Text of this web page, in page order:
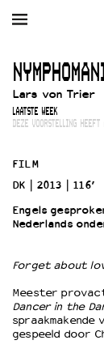
AGENDA FILM
Winkelmandje
Zoek
Openingstijden
Bereikbaarheid
Kaartverkoop
EDUCATIE
Speciale
Lars von Trier
LAATSTE WEEK
DEZE VOORSTELLING HEEFT
FILM
DK
2013
116’
Engels
Nederlands
Forget about
Meester
Dancer in the
spraakmakende
gespeeld door